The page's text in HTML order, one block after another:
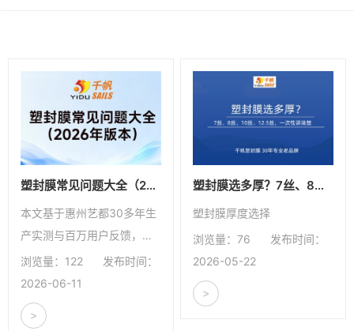
塑封膜常见问题大全（2026年实测更新）
本文基于惠州艺都30多年生
产实测与百万用户反馈，整
理出塑封膜最常见的问题，
覆盖选购、使用、故障排
查、材质原理、设备匹配全
场景，一篇解决塑封膜所有
浏览量：122
发布时间：
2026-06-11
>
塑封膜选多厚？7丝、8丝、10丝、12.5丝，一次性讲清楚
塑封膜厚度选择
浏览量：76
发布时间：
2026-05-22
>